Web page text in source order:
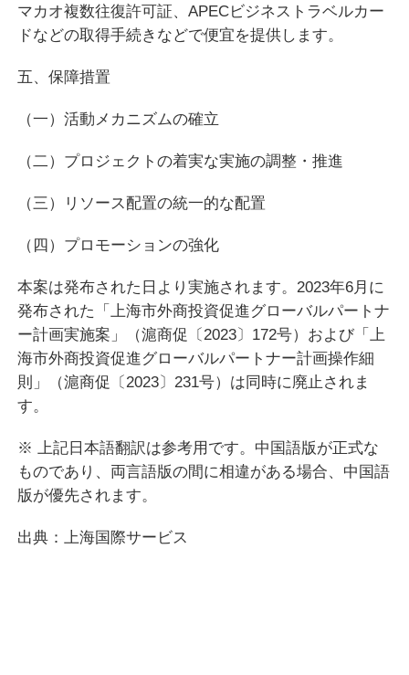
マカオ複数往復許可証、APECビジネストラベルカー
ドなどの取得手続きなどで便宜を提供します。
五、保障措置
（一）活動メカニズムの確立
（二）プロジェクトの着実な実施の調整・推進
（三）リソース配置の統一的な配置
（四）プロモーションの強化
本案は発布された日より実施されます。2023年6月に
発布された「上海市外商投資促進グローバルパートナ
ー計画実施案」（滬商促〔2023〕172号）および「上
海市外商投資促進グローバルパートナー計画操作細
則」（滬商促〔2023〕231号）は同時に廃止されま
す。
※ 上記日本語翻訳は参考用です。中国語版が正式な
ものであり、両言語版の間に相違がある場合、中国語
版が優先されます。
出典：上海国際サービス